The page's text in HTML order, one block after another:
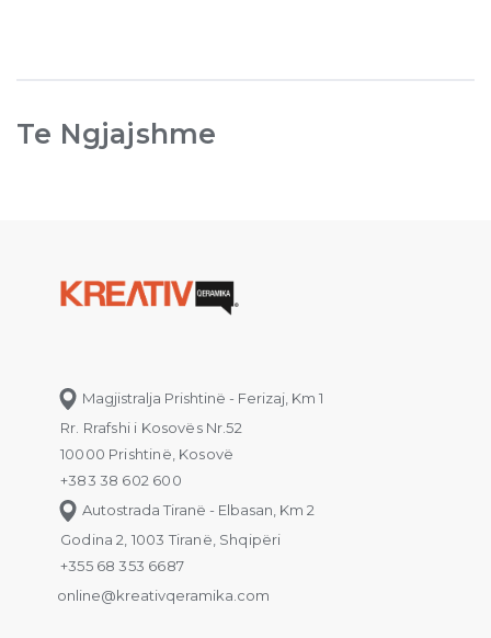
Te Ngjajshme
Magjistralja Prishtinë - Ferizaj, Km 1
Rr. Rrafshi i Kosovës Nr.52
10000 Prishtinë, Kosovë
+383 38 602 600
Autostrada Tiranë - Elbasan, Km 2
Godina 2, 1003 Tiranë, Shqipëri
+355 68 353 6687
online@kreativqeramika.com